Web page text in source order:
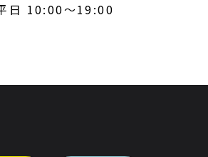
日 10:00〜19:00